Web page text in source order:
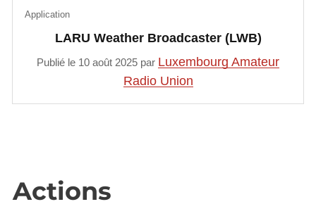
LARU Weather Broadcaster (LWB)
Application
Publié le 10 août 2025 par Luxembourg Amateur
Radio Union
Actions